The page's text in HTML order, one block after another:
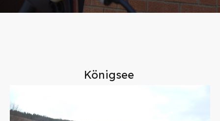
Königsee